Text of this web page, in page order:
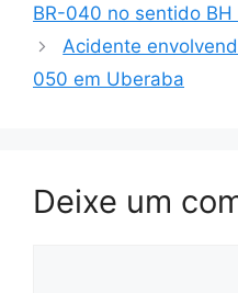
BR-040 no sentido BH
Acidente
050 em Uberaba
Deixe um